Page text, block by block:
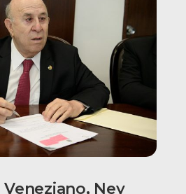
Ney